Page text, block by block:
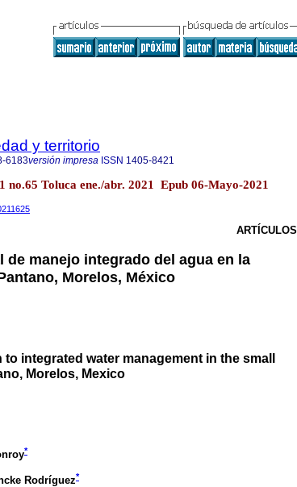
y territorio
6183versión impresa ISSN 1405-8421
no.65 Toluca ene./abr. 2021 Epub 06-Mayo-2021
ARTÍCULOS
de manejo integrado del agua en la
Morelos, México
integrated water management in the small
Morelos, Mexico
*
Rodríguez*